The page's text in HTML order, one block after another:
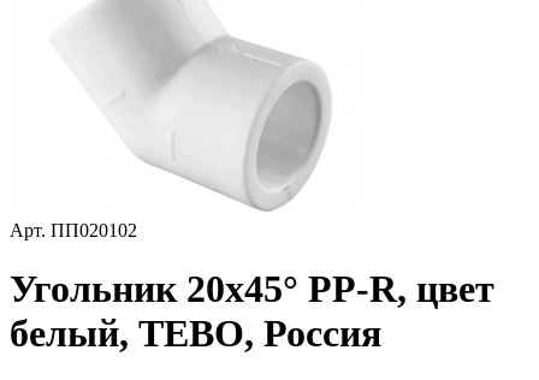
Арт. ПП020102
Угольник 20х45° PP-R, цвет
белый, TEBO, Россия